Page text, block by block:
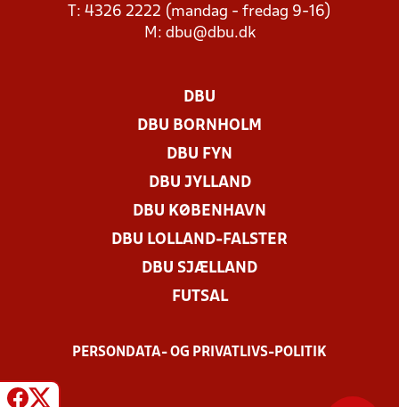
T: 4326 2222 (mandag - fredag 9-16)
M: dbu@dbu.dk
DBU
DBU BORNHOLM
DBU FYN
DBU JYLLAND
DBU KØBENHAVN
DBU LOLLAND-FALSTER
DBU SJÆLLAND
FUTSAL
PERSONDATA- OG PRIVATLIVS-POLITIK